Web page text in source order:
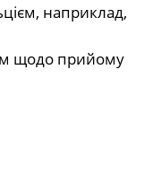
наприклад,
щодо прийому